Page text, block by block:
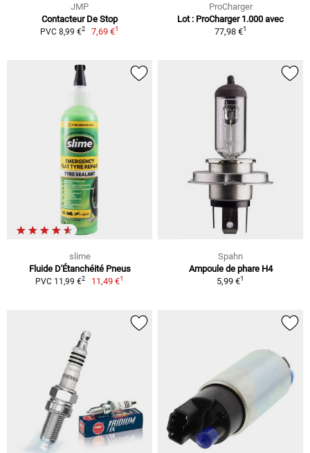
JMP
Contacteur De Stop
PVC 8,99 €2 7,69 €1
ProCharger
Lot : ProCharger 1.000 avec
77,98 €1
slime
Fluide D'Étanchéité Pneus
PVC 11,99 €2 11,49 €1
Spahn
Ampoule de phare H4
5,99 €1